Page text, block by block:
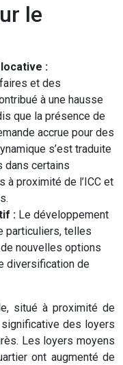
le
:
et des
à une hausse
que la présence de
accrue pour des
s’est traduite
dans certains
à proximité de l’ICC et
: Le développement
particuliers, telles
nouvelles options
diversification de
situé à proximité de
significative des loyers
Les loyers moyens
ont augmenté de